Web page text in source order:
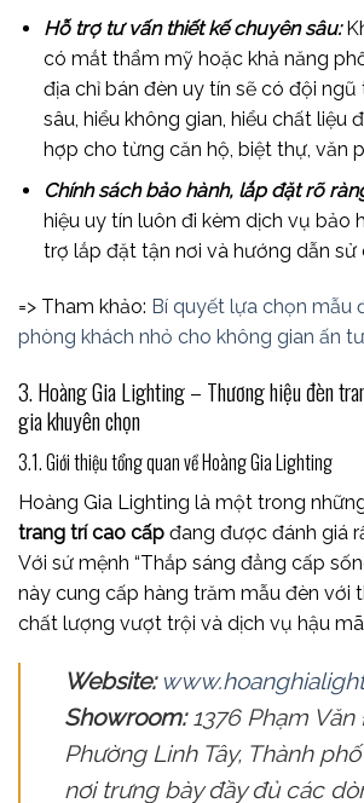
Hỗ trợ tư vấn thiết kế chuyên sâu:
có mắt thẩm mỹ hoặc khả năng
địa chỉ bán đèn uy tín sẽ có đội ngũ
sâu, hiểu không gian, hiểu chất liệu
hợp cho từng căn hộ, biệt thự, văn
Chính sách bảo hành, lắp đặt rõ
hiệu uy tín luôn đi kèm dịch vụ bảo
trợ lắp đặt tận nơi và hướng dẫn sử
=> Tham khảo: Bí quyết lựa chọn mẫu
phòng khách nhỏ cho không gian ấn
3. Hoàng Gia Lighting – Thương hiệu đèn
gia khuyên chọn
3.1. Giới thiệu tổng quan về Hoàng Gia Lighting
Hoàng Gia Lighting là một trong
trang trí cao cấp đang được đánh giá
Với sứ mệnh “Thắp sáng đẳng cấp
này cung cấp hàng trăm mẫu đèn với
chất lượng vượt trội và dịch vụ hậu
Website:
Showroom:1376 Phạm Văn
Phường Linh Tây, Thành
nơi trưng bày đầy đủ các